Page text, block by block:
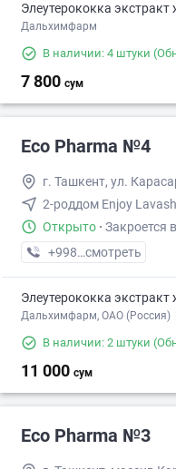
Элеутерококка
Дальхимфарм
В наличии: 4 штуки
7 800 сум
Eco Pharma №4
г. Ташкент, ул.
2-роддом Enjoy Lavash
Открыто · Закроется
+998 (55) XXX-XX-XX
смотреть
Элеутерококка
Дальхимфарм, ОАО (Россия)
В наличии: 2 штуки
11 000 сум
Eco Pharma №3